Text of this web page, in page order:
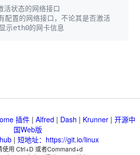
活状态的网络接口
配置的网络接口，不论其是否激活
示eth0的网卡信息
插件 | Alfred | Dash | Krunner | 开源中
国Web版
| 短地址：https://git.io/linux
使用 Ctrl+D 或者Command+d